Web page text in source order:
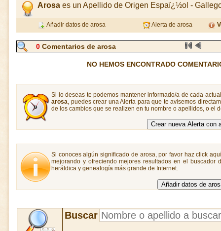
Arosa es un Apellido de Origen Espaï¿½ol -
Añadir datos de arosa Alerta de arosa
0 Comentarios de arosa
NO HEMOS ENCONTRADO
Si lo deseas te podemos mantener informado/a de cada
arosa, puedes crear una Alerta para que te avisemos
de los cambios que se realizen en tu nombre o apellidos, o el
Si conoces algún significado de arosa, por favor haz click
mejorando y ofreciendo mejores resultados en el buscador
heráldica y genealogía más grande de Internet.
Buscar